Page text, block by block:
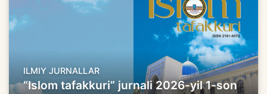
ILMIY JURNALLAR
“Islom tafakkuri” jurnali 2026-yil 1-son